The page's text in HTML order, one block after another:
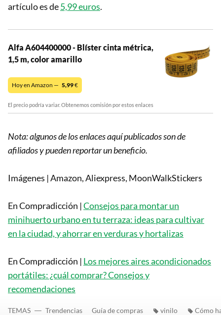
artículo es de5,99 euros.
Alfa A604400000 - Blíster cinta métrica,
1,5 m, color amarillo
Hoy en Amazon — 5,99€
El precio podría variar. Obtenemos comisión por estos enlaces
Nota: algunos de los enlaces aquí publicados son de
afiliados y pueden reportar un beneficio.
Imágenes | Amazon, Aliexpress, MoonWalkStickers
En Compradicción |Consejos para montar un
minihuerto urbano en tu terraza: ideas para cultivar
en la ciudad, y ahorrar en verduras y hortalizas
En Compradicción | Los mejores aires acondicionados
portátiles: ¿cuál comprar? Consejos y
recomendaciones
TEMAS Trendencias Guía de compras vinilo Cómo